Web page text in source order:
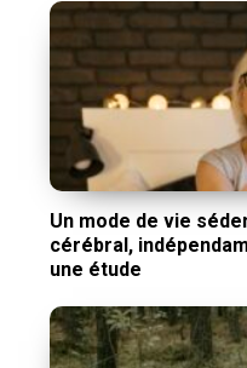
Un mode de vie
cérébral,
une étude